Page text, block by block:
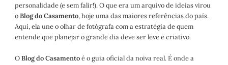
personalidade (e sem falir!). O que era um arquivo de ideias virou
oBlog do Casamento, hoje uma das maiores referências do país.
Aqui, ela une o olhar de fotógrafa com a estratégia de quem
entende que planejar o grande dia deve ser leve e criativo.
OBlog do Casamentoé o guia oficial da noiva real. É onde a